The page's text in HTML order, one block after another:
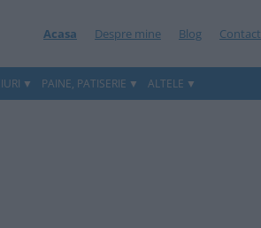
Acasa Despre mine Blog Contact
PAINE, PATISERIE ALTELE